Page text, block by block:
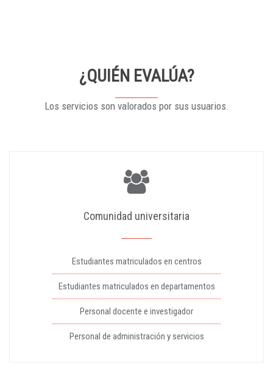
¿QUIÉN EVALÚA?
Los servicios son valorados por sus usuarios.
Comunidad universitaria
Estudiantes matriculados en centros
Estudiantes matriculados en departamentos
Personal docente e investigador
Personal de administración y servicios